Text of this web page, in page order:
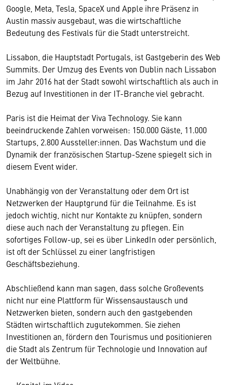
Google, Meta, Tesla, SpaceX und Apple ihre Präsenz in
Austin massiv ausgebaut, was die wirtschaftliche
Bedeutung des Festivals für die Stadt unterstreicht.
Lissabon, die Hauptstadt Portugals, ist Gastgeberin des Web
Summits. Der Umzug des Events von Dublin nach Lissabon
im Jahr 2016 hat der Stadt sowohl wirtschaftlich als auch in
Bezug auf Investitionen in der IT-Branche viel gebracht.
Paris ist die Heimat der Viva Technology. Sie kann
beeindruckende Zahlen vorweisen: 150.000 Gäste, 11.000
Startups, 2.800 Aussteller:innen. Das Wachstum und die
Dynamik der französischen Startup-Szene spiegelt sich in
diesem Event wider.
Unabhängig von der Veranstaltung oder dem Ort ist
Netzwerken der Hauptgrund für die Teilnahme. Es ist
jedoch wichtig, nicht nur Kontakte zu knüpfen, sondern
diese auch nach der Veranstaltung zu pflegen. Ein
sofortiges Follow-up, sei es über LinkedIn oder persönlich,
ist oft der Schlüssel zu einer langfristigen
Geschäftsbeziehung.
Abschließend kann man sagen, dass solche Großevents
nicht nur eine Plattform für Wissensaustausch und
Netzwerken bieten, sondern auch den gastgebenden
Städten wirtschaftlich zugutekommen. Sie ziehen
Investitionen an, fördern den Tourismus und positionieren
die Stadt als Zentrum für Technologie und Innovation auf
der Weltbühne.